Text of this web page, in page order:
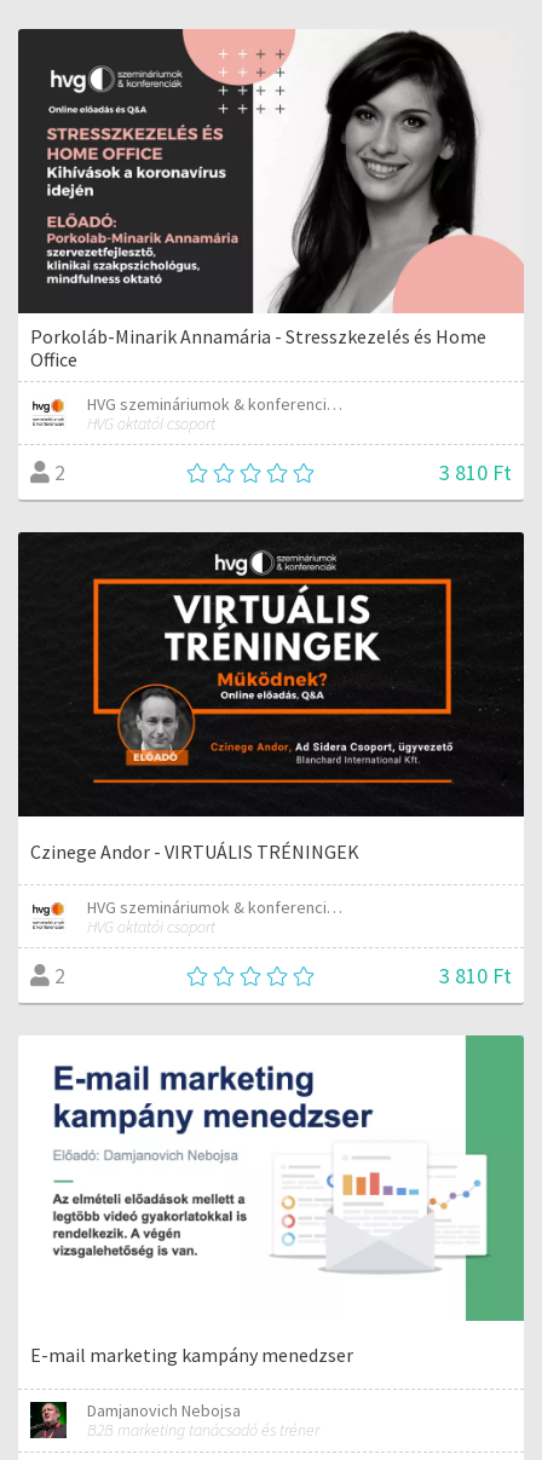
Porkoláb-Minarik Annamária - Stresszkezelés és Home
Office
HVG szemináriumok & konferenciák
HVG oktatói csoport
2 3 810 Ft
Czinege Andor - VIRTUÁLIS TRÉNINGEK
HVG szemináriumok & konferenciák
HVG oktatói csoport
2 3 810 Ft
E-mail marketing kampány menedzser
Damjanovich Nebojsa
B2B marketing tanácsadó és tréner